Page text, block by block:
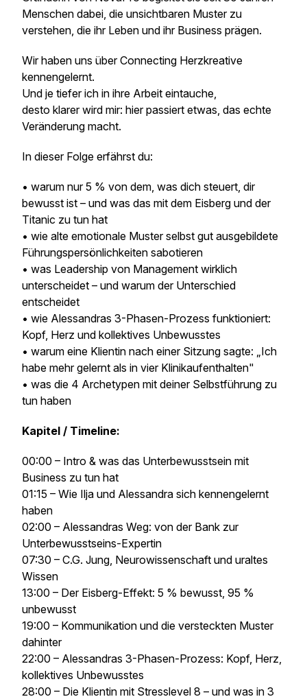
Menschen dabei, die unsichtbaren Muster zu
verstehen, die ihr Leben und ihr Business prägen.
Wir haben uns über Connecting Herzkreative
kennengelernt.
Und je tiefer ich in ihre Arbeit eintauche,
desto klarer wird mir: hier passiert etwas, das echte
Veränderung macht.
In dieser Folge erfährst du:
• warum nur 5 % von dem, was dich steuert, dir
bewusst ist – und was das mit dem Eisberg und der
Titanic zu tun hat
• wie alte emotionale Muster selbst gut ausgebildete
Führungspersönlichkeiten sabotieren
• was Leadership von Management wirklich
unterscheidet – und warum der Unterschied
entscheidet
• wie Alessandras 3-Phasen-Prozess funktioniert:
Kopf, Herz und kollektives Unbewusstes
• warum eine Klientin nach einer Sitzung sagte: „Ich
habe mehr gelernt als in vier Klinikaufenthalten"
• was die 4 Archetypen mit deiner Selbstführung zu
tun haben
Kapitel / Timeline:
00:00 – Intro & was das Unterbewusstsein mit
Business zu tun hat
01:15 – Wie Ilja und Alessandra sich kennengelernt
haben
02:00 – Alessandras Weg: von der Bank zur
Unterbewusstseins-Expertin
07:30 – C.G. Jung, Neurowissenschaft und uraltes
Wissen
13:00 – Der Eisberg-Effekt: 5 % bewusst, 95 %
unbewusst
19:00 – Kommunikation und die versteckten Muster
dahinter
22:00 – Alessandras 3-Phasen-Prozess: Kopf, Herz,
kollektives Unbewusstes
28:00 – Die Klientin mit Stresslevel 8 – und was in 3